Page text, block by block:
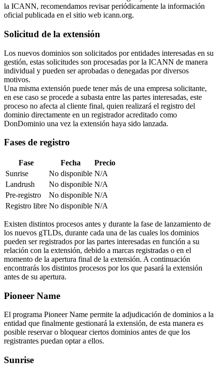
la ICANN, recomendamos revisar periódicamente la información
oficial publicada en el sitio web icann.org.
Solicitud de la extensión
Los nuevos dominios son solicitados por entidades interesadas en su
gestión, estas solicitudes son procesadas por la ICANN de manera
individual y pueden ser aprobadas o denegadas por diversos
motivos.
Una misma extensión puede tener más de una empresa solicitante,
en ese caso se procede a subasta entre las partes interesadas, este
proceso no afecta al cliente final, quien realizará el registro del
dominio directamente en un registrador acreditado como
DonDominio una vez la extensión haya sido lanzada.
Fases de registro
Fase Fecha
Precio
Sunrise
No disponible N/A
Landrush
No disponible N/A
Pre-registro
No disponible N/A
Registro libre No disponible N/A
Existen distintos procesos antes y durante la fase de lanzamiento de
los nuevos gTLDs, durante cada una de las cuales los dominios
pueden ser registrados por las partes interesadas en función a su
relación con la extensión, debido a marcas registradas o en el
momento de la apertura final de la extensión. A continuación
encontrarás los distintos procesos por los que pasará la extensión
antes de su apertura.
Pioneer Name
El programa Pioneer Name permite la adjudicación de dominios a la
entidad que finalmente gestionará la extensión, de esta manera es
posible reservar o bloquear ciertos dominios antes de que los
registrantes puedan optar a ellos.
Sunrise